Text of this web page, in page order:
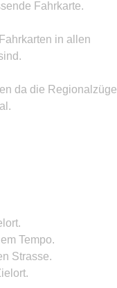
Fahrkarte.
in allen
da die Regionalzüge
Tempo.
Strasse.